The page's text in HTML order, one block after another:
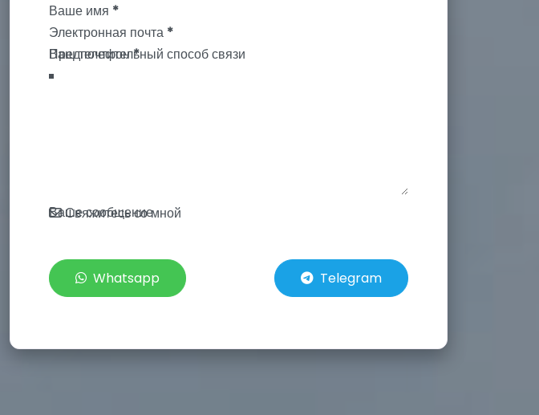
Ваше имя *
Электронная почта *
Ваш телефон *
Ваше сообщение
Свяжитесь со мной
Whatsapp Telegram